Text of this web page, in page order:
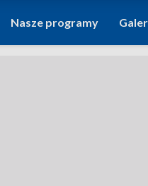
Nasze programy